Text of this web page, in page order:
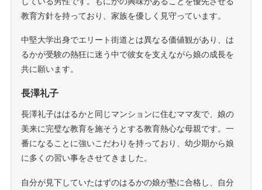
教育方針を持っており、家族を優しく見守っています。
中堅大学出身でエリート街道とは異なる価値観があり、は
るかが受験の熱狂に迷う中で彼女を支えながら娘の成長を
共に願います。
長澤礼子
長澤礼子ははるかと同じマンションに住むママ友で、娘の
美来に完璧な教育を施そうとする教育熱心な母親です。一
番になることに強いこだわりを持っており、幼少期から娘
に多くの習い事をさせてきました。
自分が見下していたはずのはるかの娘が塾に合格し、自分